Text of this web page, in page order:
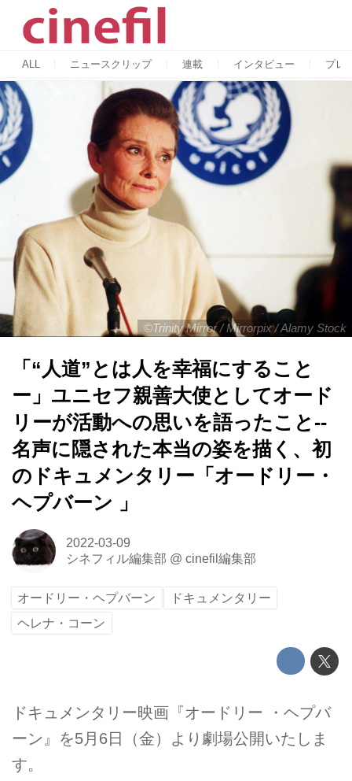
ALL ニュースクリップ 連載 インタビュー プレ
©Trinity Mirror / Mirrorpix / Alamy Stock
「“人道”とは人を幸福にすること
ー」ユニセフ親善大使としてオード
リーが活動への思いを語ったこと--
名声に隠された本当の姿を描く、初
のドキュメンタリー「オードリー・
ヘプバーン 」
2022-03-09
シネフィル編集部 @ cinefil編集部
オードリー・ヘプバーン
ドキュメンタリー
ヘレナ・コーン
ドキュメンタリー映画『オードリー ・ヘプバ
ーン』を5月6日（金）より劇場公開いたしま
す。